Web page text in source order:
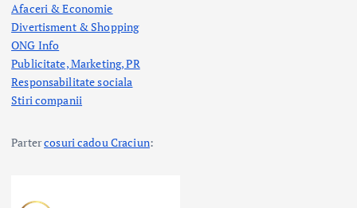
Afaceri & Economie
Divertisment & Shopping
ONG Info
Publicitate, Marketing, PR
Responsabilitate sociala
Stiri companii
Partercosuri cadou Craciun: